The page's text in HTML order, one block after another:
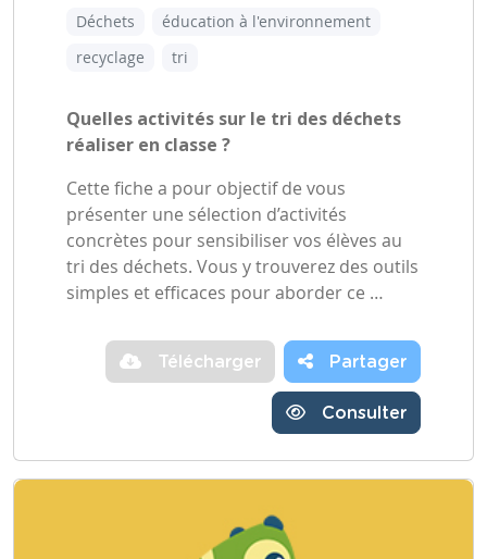
Déchets
éducation à l'environnement
recyclage
tri
Quelles activités sur le tri des déchets
réaliser en classe ?
Cette fiche a pour objectif de vous
présenter une sélection d’activités
concrètes pour sensibiliser vos élèves au
tri des déchets. Vous y trouverez des outils
simples et efficaces pour aborder ce …
Télécharger Partager
Consulter